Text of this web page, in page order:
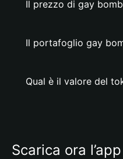
Il prezzo di gay
Il portafoglio gay
Qual è il valore del
Scarica ora